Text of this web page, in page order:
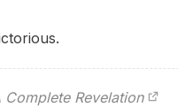
Complete Revelation